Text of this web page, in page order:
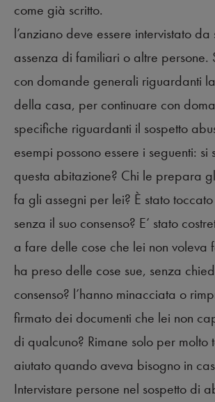
come già scritto.
l’anziano deve essere intervistato da
assenza di familiari o altre persone.
con domande generali riguardanti
della casa, per continuare con
specifiche riguardanti il sospetto
esempi possono essere i seguenti: si
questa abitazione? Chi le prepara
fa gli assegni per lei? È stato
senza il suo consenso? E’ stato
a fare delle cose che lei non voleva
ha preso delle cose sue, senza
consenso? l’hanno minacciata o
firmato dei documenti che lei non
di qualcuno? Rimane solo per molto
aiutato quando aveva bisogno in
Intervistare persone nel sospetto di